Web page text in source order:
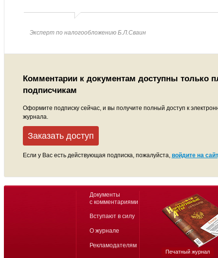
Эксперт по налогообложению Б.Л.Сваин
Комментарии к документам доступны только
подписчикам
Оформите подписку сейчас, и вы получите полный доступ к
журнала.
Заказать доступ
Если у Вас есть действующая подписка, пожалуйста, войдите на
Документы
с комментариями
Вступают в силу
О журнале
Рекламодателям
Печатный журнал